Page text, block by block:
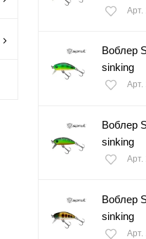
Арт.
Воблер
sinking
Арт.
Воблер
sinking
Арт.
Воблер
sinking
Арт.